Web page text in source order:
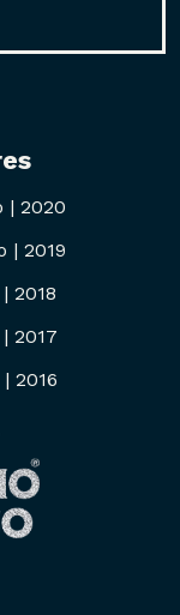
| 2020
| 2019
| 2018
| 2017
| 2016